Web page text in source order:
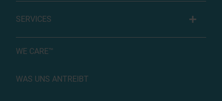
SERVICES
WE CARE™
WAS UNS ANTREIBT